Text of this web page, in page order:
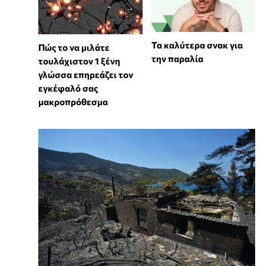
⁠Πώς το να μιλάτε
τουλάχιστον 1 ξένη
γλώσσα επηρεάζει τον
εγκέφαλό σας
μακροπρόθεσμα
Τα καλύτερα σνακ για
την παραλία